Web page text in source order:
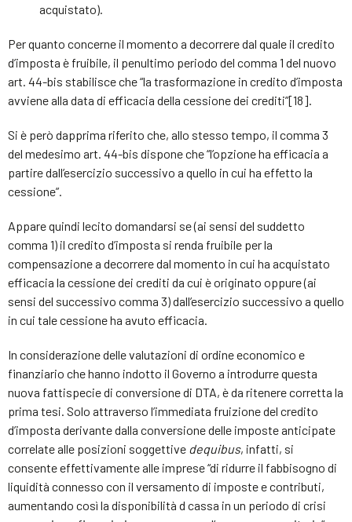
acquistato).
Per quanto concerne il momento a decorrere dal quale il credito
d’imposta è fruibile, il penultimo periodo del comma 1 del nuovo
art. 44-bis stabilisce che “la trasformazione in credito d’imposta
avviene alla data di efficacia della cessione dei crediti”[18].
Si è però dapprima riferito che, allo stesso tempo, il comma 3
del medesimo art. 44-bis dispone che “l’opzione ha efficacia a
partire dall’esercizio successivo a quello in cui ha effetto la
cessione”.
Appare quindi lecito domandarsi se (ai sensi del suddetto
comma 1) il credito d’imposta si renda fruibile per la
compensazione a decorrere dal momento in cui ha acquistato
efficacia la cessione dei crediti da cui è originato oppure (ai
sensi del successivo comma 3) dall’esercizio successivo a quello
in cui tale cessione ha avuto efficacia.
In considerazione delle valutazioni di ordine economico e
finanziario che hanno indotto il Governo a introdurre questa
nuova fattispecie di conversione di DTA, è da ritenere corretta la
prima tesi. Solo attraverso l’immediata fruizione del credito
d’imposta derivante dalla conversione delle imposte anticipate
correlate alle posizioni soggettive dequibus, infatti, si
consente effettivamente alle imprese “di ridurre il fabbisogno di
liquidità connesso con il versamento di imposte e contributi,
aumentando così la disponibilità d cassa in un periodo di crisi